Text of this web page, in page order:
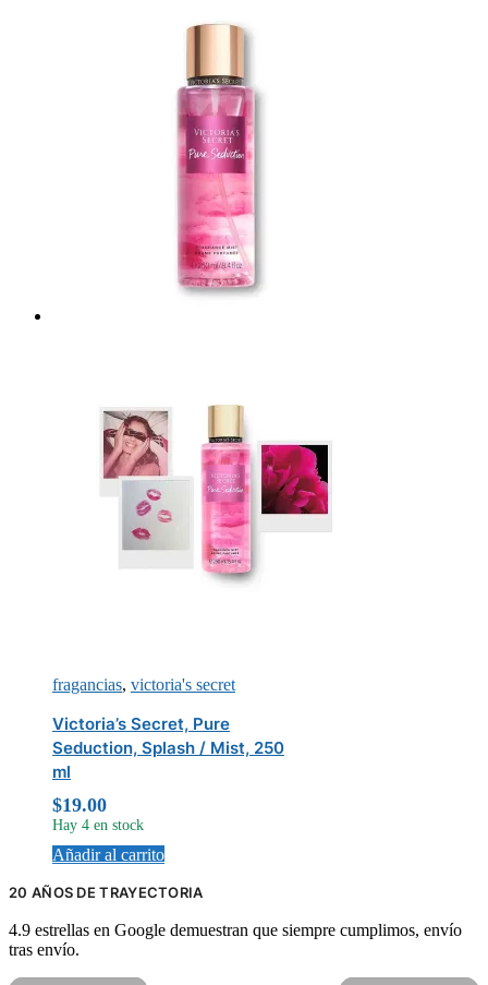
fragancias, victoria's secret
Victoria’s Secret, Pure
Seduction, Splash / Mist, 250
ml
$19.00
Hay 4 en stock
Añadir al carrito
20 AÑOS DE TRAYECTORIA
4.9 estrellas en Google demuestran que siempre cumplimos, envío
tras envío.